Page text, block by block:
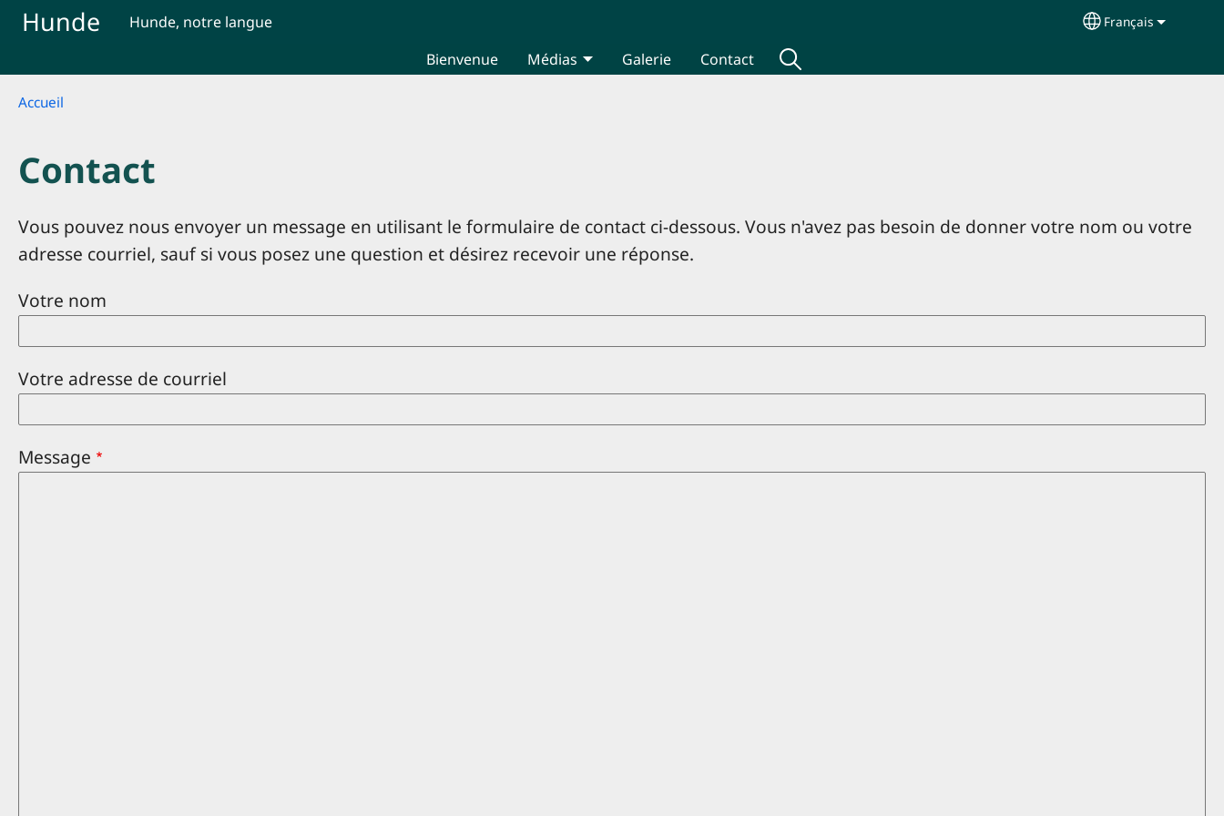
Skip to main content
Hunde Hunde, notre langue Select your
Français
Bienvenue Médias Galerie Contact
Breadcrumb
Accueil
Contact
Vous pouvez nous envoyer un message en utilisant le formulaire de contact ci-dessous. Vous n'avez pas besoin de donner votre nom ou votre
adresse courriel, sauf si vous posez une question et désirez recevoir une réponse.
Votre nom
Votre adresse de courriel
Message